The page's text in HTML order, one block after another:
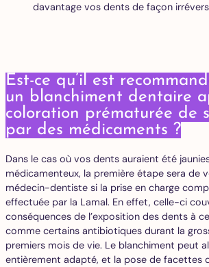
davantage vos dents de façon
Est-ce qu’il est
un blanchiment dentaire
coloration prématurée de
par des médicaments ?
Dans le cas où vos dents auraient été
médicamenteux, la première étape sera de
médecin-dentiste si la prise en charge
effectuée par la Lamal. En effet, celle-ci
conséquences de l’exposition des dents à
comme certains antibiotiques durant la
premiers mois de vie. Le blanchiment peut
entièrement adapté, et la pose de facettes